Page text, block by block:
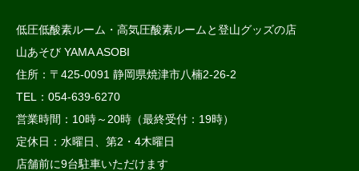
低圧低酸素ルーム・高気圧酸素ルームと登山グッズの店
山あそび YAMA ASOBI
住所：〒425-0091 静岡県焼津市八楠2-26-2
TEL：054-639-6270
営業時間：10時～20時（最終受付：19時）
定休日：水曜日、第2・4木曜日
店舗前に9台駐車いただけます